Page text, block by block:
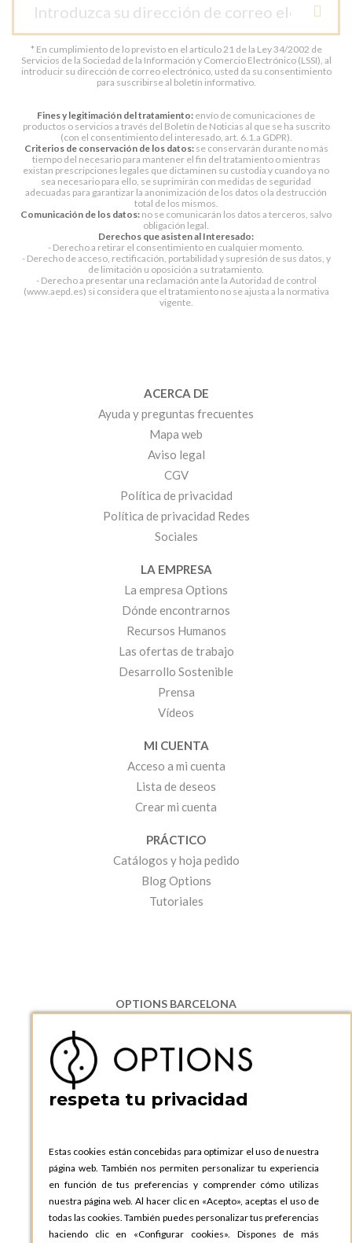
* En cumplimiento de lo previsto en el artículo 21 de la Ley 34/2002 de
Servicios de la Sociedad de la Información y Comercio Electrónico (LSSI), al
introducir su dirección de correo electrónico, usted da su consentimiento
para suscribirse al boletín informativo.
Fines y legitimación del tratamiento: envío de comunicaciones de
productos o servicios a través del Boletín de Noticias al que se ha suscrito
(con el consentimiento del interesado, art. 6.1.a GDPR).
Criterios de conservación de los datos:se conservarán durante no más
tiempo del necesario para mantener el fin del tratamiento o mientras
existan prescripciones legales que dictaminen su custodia y cuando ya no
sea necesario para ello, se suprimirán con medidas de seguridad
adecuadas para garantizar la anonimización de los datos o la destrucción
total de los mismos.
Comunicación de los datos: no se comunicarán los datos a terceros, salvo
obligación legal.
Derechos que asisten al Interesado:
- Derecho a retirar el consentimiento en cualquier momento.
- Derecho de acceso, rectificación, portabilidad y supresión de sus datos, y
de limitación u oposición a su tratamiento.
- Derecho a presentar una reclamación ante la Autoridad de control
(www.aepd.es) si considera que el tratamiento no se ajusta a la normativa
vigente.
ACERCA DE
Ayuda y preguntas frecuentes
Mapa web
Aviso legal
CGV
Política de privacidad
Política de privacidad Redes
Sociales
LA EMPRESA
La empresa Options
Dónde encontrarnos
Recursos Humanos
Las ofertas de trabajo
Desarrollo Sostenible
Prensa
Vídeos
MI CUENTA
Acceso a mi cuenta
Lista de deseos
Crear mi cuenta
PRÁCTICO
Catálogos y hoja pedido
Blog Options
Tutoriales
OPTIONS BARCELONA
08130 Santa Perpetua de Moguda, Barcelona
ESPAñA
Teléfono:
+34 935 724 041
OPTIONS BARCELONA SHOWROOM
ESPAñA
Teléfono:+34 935 724 041
OPTIONS MADRID
C. Lucio Emilio Cándido, 6,
28803 Alcalá de Henares, Madrid
respeta tu privacidad
Estas cookies están concebidas para optimizar el uso de nuestra
página web. También nos permiten personalizar tu experiencia
en función de tus preferencias y comprender cómo utilizas
nuestra página web. Al hacer clic en «Acepto», aceptas el uso de
todas las cookies. También puedes personalizar tus preferencias
haciendo clic en «Configurar cookies». Dispones de más